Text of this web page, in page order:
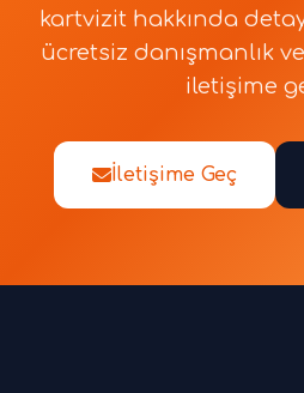
kartvizit hakkında
ücretsiz danışmanlık
iletişime
İletişime Geç